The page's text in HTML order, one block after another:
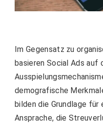
Im Gegensatz zu
basieren Social Ads auf
demografische
bilden die Grundlage
Ansprache, die